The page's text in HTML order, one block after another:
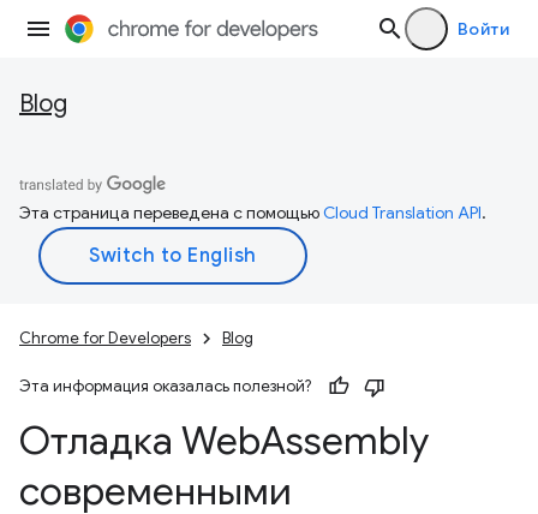
Войти
Blog
Эта страница переведена с помощьюCloud Translation API.
Chrome for Developers Blog
Эта информация оказалась полезной?
Отладка WebAssembly
современными